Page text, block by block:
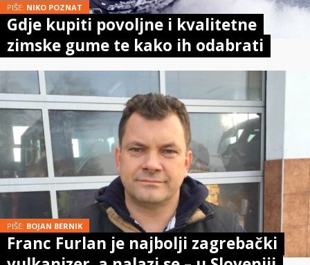
PIŠE: NIKO POZNAT
Gdje kupiti povoljne i kvalitetne
zimske gume te kako ih odabrati
PIŠE: BOJAN BERNIK
Franc Furlan je najbolji zagrebački